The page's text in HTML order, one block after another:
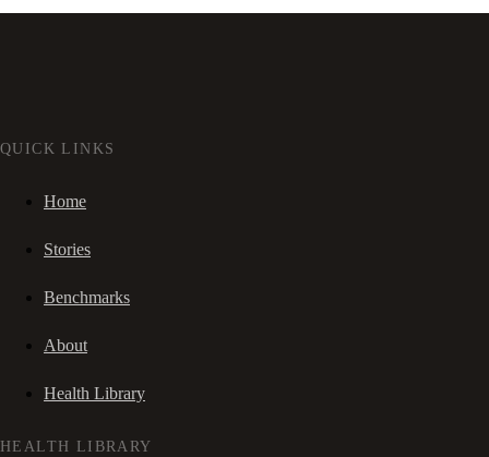
QUICK LINKS
Home
Stories
Benchmarks
About
Health Library
HEALTH LIBRARY